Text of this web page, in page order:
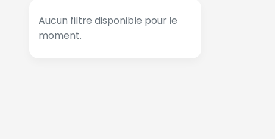
Aucun filtre disponible pour le
moment.